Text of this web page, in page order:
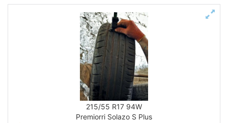
215/55 R17 94W
Premiorri Solazo S Plus